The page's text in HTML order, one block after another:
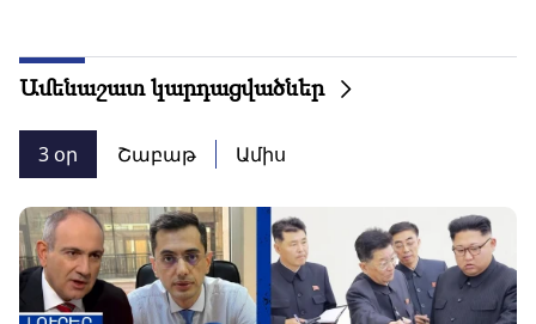
Ամենաշատ կարդացվածներ
3 օր Շաբաթ Ամիս